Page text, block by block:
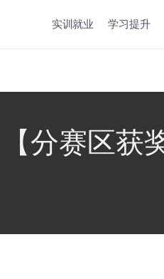
实训就业 学习提升
【分赛区